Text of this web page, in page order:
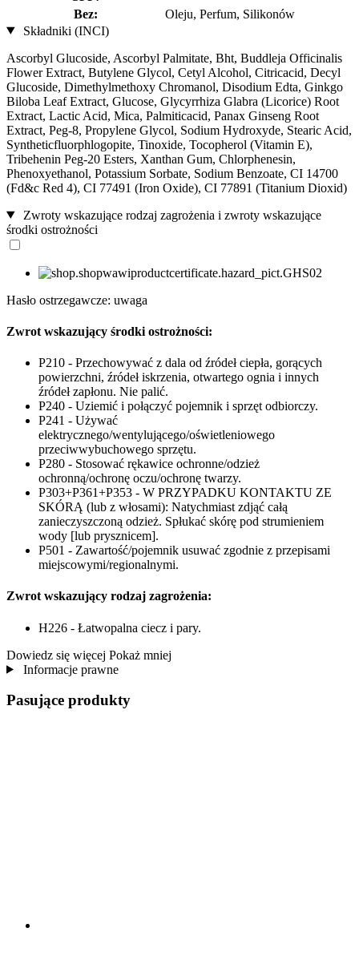
Bez:
Oleju, Perfum, Silikonów
Składniki (INCI)
Ascorbyl Glucoside, Ascorbyl Palmitate, Bht, Buddleja Officinalis
Flower Extract, Butylene Glycol, Cetyl Alcohol, Citricacid, Decyl
Glucoside, Dimethylmethoxy Chromanol, Disodium Edta, Ginkgo
Biloba Leaf Extract, Glucose, Glycyrrhiza Glabra (Licorice) Root
Extract, Lactic Acid, Mica, Palmiticacid, Panax Ginseng Root
Extract, Peg-8, Propylene Glycol, Sodium Hydroxyde, Stearic Acid,
Syntheticfluorphlogopite, Tinoxide, Tocopherol (Vitamin E),
Tribehenin Peg-20 Esters, Xanthan Gum, Chlorphenesin,
Phenoxyethanol, Potassium Sorbate, Sodium Benzoate, CI 14700
(Fd&c Red 4), CI 77491 (Iron Oxide), CI 77891 (Titanium Dioxid)
Zwroty wskazujące rodzaj zagrożenia i zwroty wskazujące
środki ostrożności
Hasło ostrzegawcze: uwaga
Zwrot wskazujący środki ostrożności:
P210 - Przechowywać z dala od źródeł ciepła, gorących
powierzchni, źródeł iskrzenia, otwartego ognia i innych
źródeł zapłonu. Nie palić.
P240 - Uziemić i połączyć pojemnik i sprzęt odbiorczy.
P241 - Używać
elektrycznego/wentylującego/oświetleniowego
przeciwwybuchowego sprzętu.
P280 - Stosować rękawice ochronne/odzież
ochronną/ochronę oczu/ochronę twarzy.
P303+P361+P353 - W PRZYPADKU KONTAKTU ZE
SKÓRĄ (lub z włosami): Natychmiast zdjąć całą
zanieczyszczoną odzież. Spłukać skórę pod strumieniem
wody [lub prysznicem].
P501 - Zawartość/pojemnik usuwać zgodnie z przepisami
miejscowymi/regionalnymi.
Zwrot wskazujący rodzaj zagrożenia:
H226 - Łatwopalna ciecz i pary.
Dowiedz się więcej Pokaż mniej
Informacje prawne
Pasujące produkty